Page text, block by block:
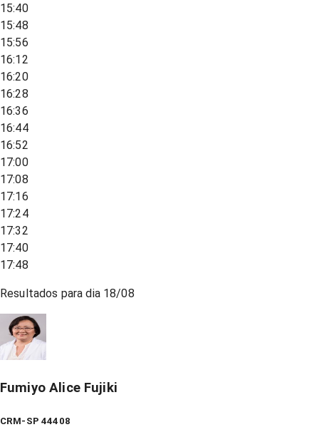
15:40
15:48
15:56
16:12
16:20
16:28
16:36
16:44
16:52
17:00
17:08
17:16
17:24
17:32
17:40
17:48
Resultados para dia 18/08
Fumiyo Alice Fujiki
CRM-SP 44408